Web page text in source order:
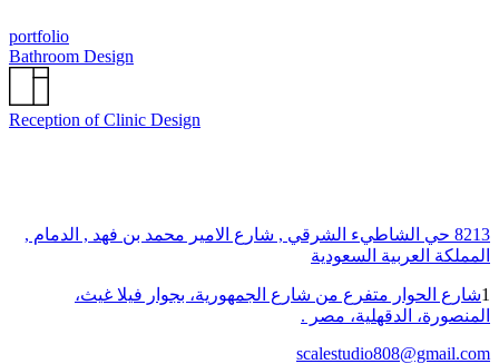
portfolio
Bathroom Design
Reception of Clinic Design
8213 حي الشاطيء الشرقي , شارع الامير محمد بن فهد , الدمام ,
المملكة العربية السعودية
1شارع الحوار متفرع من شارع الجمهورية، بجوار فيلا غيث،
المنصورة، الدقهلية، مصر .
scalestudio808@gmail.com